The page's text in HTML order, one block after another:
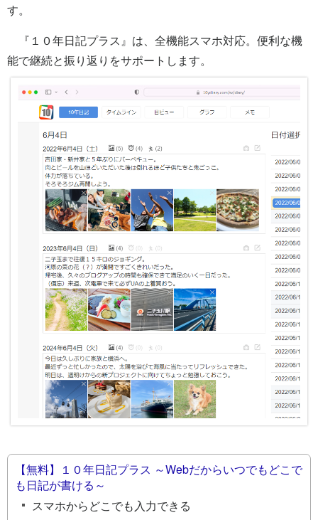
す。
『１０年日記プラス』は、全機能スマホ対応。便利な機
能で継続と振り返りをサポートします。
【無料】１０年日記プラス ～Webだからいつでもどこで
も日記が書ける～
スマホからどこでも入力できる